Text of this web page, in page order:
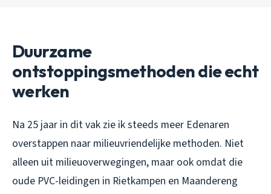
Duurzame
ontstoppingsmethoden die echt
werken
Na 25 jaar in dit vak zie ik steeds meer Edenaren
overstappen naar milieuvriendelijke methoden. Niet
alleen uit milieuoverwegingen, maar ook omdat die
oude PVC-leidingen in Rietkampen en Maandereng